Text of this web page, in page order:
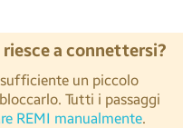
riesce a connettersi?
sufficiente un piccolo
Tutti i passaggi
REMI manualmente.